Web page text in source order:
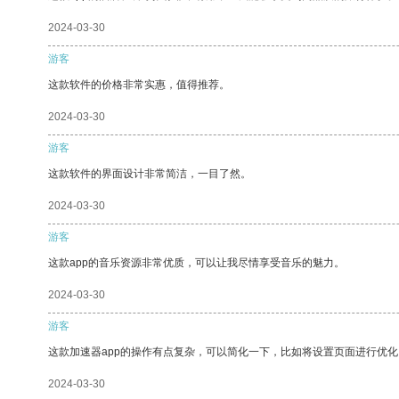
2024-03-30
游客
这款软件的价格非常实惠，值得推荐。
2024-03-30
游客
这款软件的界面设计非常简洁，一目了然。
2024-03-30
游客
这款app的音乐资源非常优质，可以让我尽情享受音乐的魅力。
2024-03-30
游客
这款加速器app的操作有点复杂，可以简化一下，比如将设置页面进行优
2024-03-30